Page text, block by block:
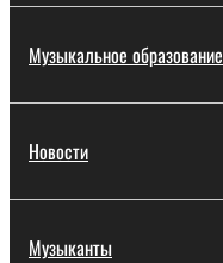
Музыкальное образование
Новости
Музыканты